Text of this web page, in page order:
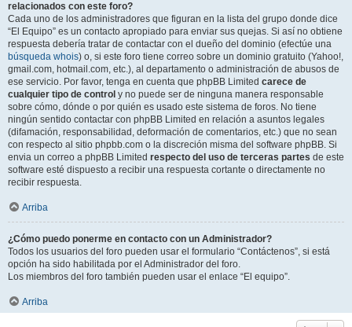
relacionados con este foro?
Cada uno de los administradores que figuran en la lista del grupo donde dice
“El Equipo” es un contacto apropiado para enviar sus quejas. Si así no obtiene
respuesta debería tratar de contactar con el dueño del dominio (efectúe una
búsqueda whois) o, si este foro tiene correo sobre un dominio gratuito (Yahoo!,
gmail.com, hotmail.com, etc.), al departamento o administración de abusos de
ese servicio. Por favor, tenga en cuenta que phpBB Limited carece de
cualquier tipo de control y no puede ser de ninguna manera responsable
sobre cómo, dónde o por quién es usado este sistema de foros. No tiene
ningún sentido contactar con phpBB Limited en relación a asuntos legales
(difamación, responsabilidad, deformación de comentarios, etc.) que no sean
con respecto al sitio phpbb.com o la discreción misma del software phpBB. Si
envia un correo a phpBB Limited respecto del uso de terceras partes de este
software esté dispuesto a recibir una respuesta cortante o directamente no
recibir respuesta.
Arriba
¿Cómo puedo ponerme en contacto con un Administrador?
Todos los usuarios del foro pueden usar el formulario “Contáctenos”, si está
opción ha sido habilitada por el Administrador del foro.
Los miembros del foro también pueden usar el enlace “El equipo”.
Arriba